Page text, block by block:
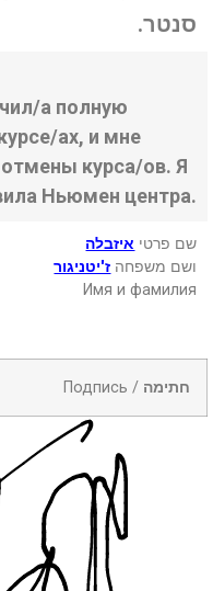
סנטר.
а полную
ах, и мне
отмены курса/ов. Я
Ньюмен центра.
שם פרטי איזבלה
ושם משפחה ז'יטניגור
Имя и фамилия
Подпись / חתימה